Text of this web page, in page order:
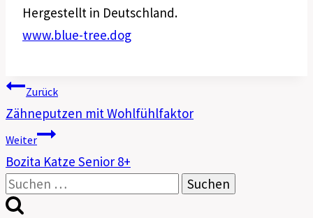
Hergestellt in Deutschland.
www.blue-tree.dog
Zurück
Zähneputzen mit Wohlfühlfaktor
Weiter
Bozita Katze Senior 8+
Suchen
nach: